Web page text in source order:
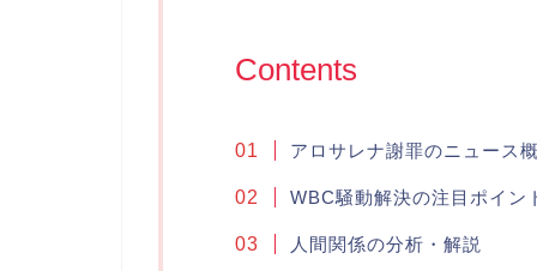
Contents
アロサレナ謝罪のニュース
WBC騒動解決の注目ポイン
人間関係の分析・解説